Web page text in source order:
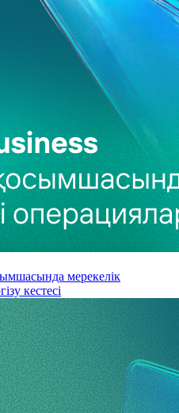
мерекелік
кестесі